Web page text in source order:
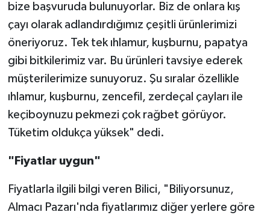
bize başvuruda bulunuyorlar. Biz de onlara kış
çayı olarak adlandırdığımız çeşitli ürünlerimizi
öneriyoruz. Tek tek ıhlamur, kuşburnu, papatya
gibi bitkilerimiz var. Bu ürünleri tavsiye ederek
müşterilerimize sunuyoruz. Şu sıralar özellikle
ıhlamur, kuşburnu, zencefil, zerdeçal çayları ile
keçiboynuzu pekmezi çok rağbet görüyor.
Tüketim oldukça yüksek" dedi.
"Fiyatlar uygun"
Fiyatlarla ilgili bilgi veren Bilici, "Biliyorsunuz,
Almacı Pazarı'nda fiyatlarımız diğer yerlere göre